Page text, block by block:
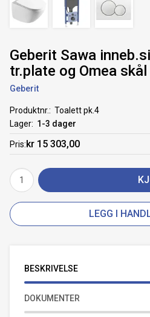
Geberit Sawa
tr.plate og Omea skål
Geberit
Produktnr.
Toalett pk.4
Lager
1-3 dager
Pris kr 15 303,00
LEGG I
BESKRIVELSE
DOKUMENTER